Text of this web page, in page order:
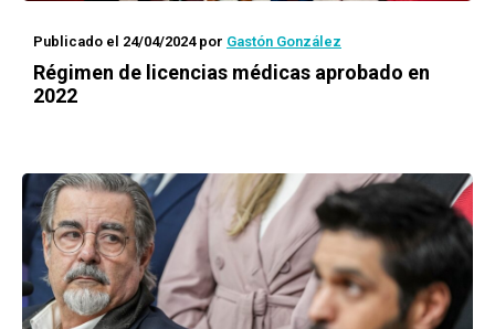
Publicado el 24/04/2024por Gastón González
Régimen de licencias médicas aprobado en
2022